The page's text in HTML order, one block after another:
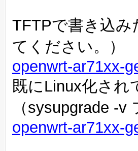
TFTPで書き込
てください。）
openwrt-ar71xx-
既にLinux化され
（sysupgrade -
openwrt-ar71xx-